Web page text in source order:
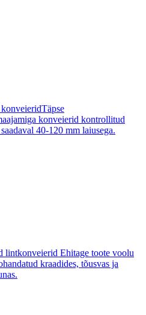
Täpse
konveierid kontrollitud
40-120 mm laiusega.
lintkonveierid Ehitage toote voolu
kraadides, tõusvas ja